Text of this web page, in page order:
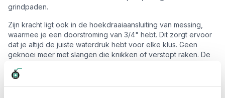
grindpaden.
Zijn kracht ligt ook in de hoekdraaiaansluiting van messing,
waarmee je een doorstroming van 3/4" hebt. Dit zorgt ervoor
dat je altijd de juiste waterdruk hebt voor elke klus. Geen
geknoei meer met slangen die knikken of verstopt raken. De
het op- en afrollen een moeiteloze ervaring wordt. Ik weet niet